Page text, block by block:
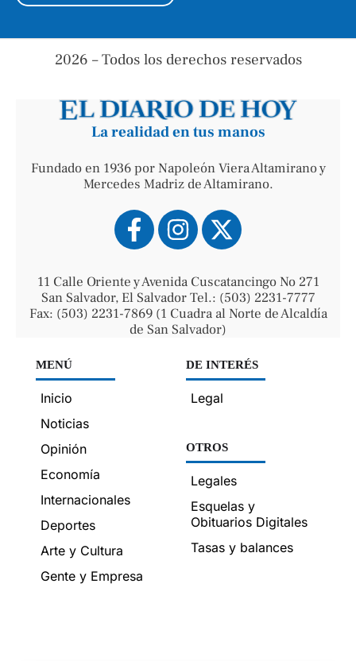
2026 – Todos los derechos reservados
La realidad en tus manos
Fundado en 1936 por Napoleón Viera Altamirano y
Mercedes Madriz de Altamirano.
11 Calle Oriente y Avenida Cuscatancingo No 271
San Salvador, El Salvador Tel.: (503) 2231-7777
Fax: (503) 2231-7869 (1 Cuadra al Norte de Alcaldía
de San Salvador)
MENÚ
Inicio
Noticias
Opinión
Economía
Internacionales
Deportes
Arte y Cultura
Gente y Empresa
DE INTERÉS
Legal
OTROS
Legales
Esquelas y
Obituarios Digitales
Tasas y balances